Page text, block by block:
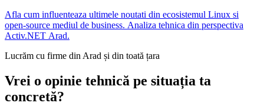
Afla cum influenteaza ultimele noutati din ecosistemul Linux si
open-source mediul de business. Analiza tehnica din perspectiva
Activ.NET Arad.
Lucrăm cu firme din Arad și din toată țara
Vrei o opinie tehnică pe situația ta
concretă?